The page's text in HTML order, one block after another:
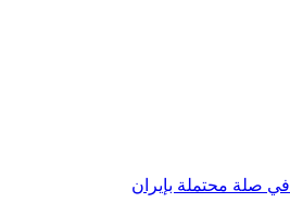
صلة محتملة بإيران